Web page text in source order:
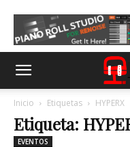
Inicio Etiquetas HYPERX
Etiqueta:
EVENTOS